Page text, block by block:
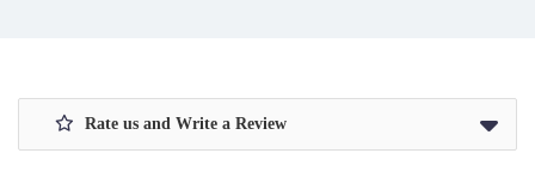
Rate us and Write a Review